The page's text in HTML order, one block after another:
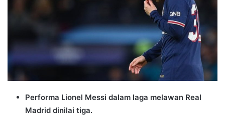
Performa Lionel Messi dalam laga melawan Real
Madrid dinilai tiga.